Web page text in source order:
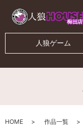
人狼ゲーム
HOME 作品一覧